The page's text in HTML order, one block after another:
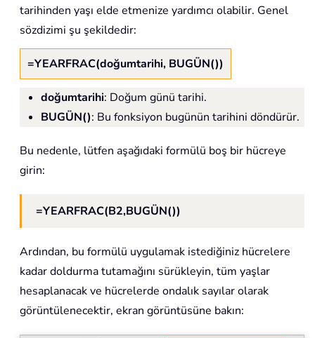
tarihinden yaşı elde etmenize yardımcı olabilir. Genel
sözdizimi şu şekildedir:
=YEARFRAC(doğumtarihi, BUGÜN())
doğumtarihi: Doğum günü tarihi.
BUGÜN(): Bu fonksiyon bugünün tarihini döndürür.
Bu nedenle, lütfen aşağıdaki formülü boş bir hücreye
girin:
=YEARFRAC(B2,BUGÜN())
Ardından, bu formülü uygulamak istediğiniz hücrelere
kadar doldurma tutamağını sürükleyin, tüm yaşlar
hesaplanacak ve hücrelerde ondalık sayılar olarak
görüntülenecektir, ekran görüntüsüne bakın: